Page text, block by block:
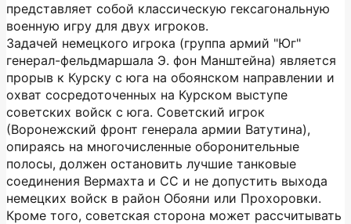
представляет собой классическую гексагональную
военную игру для двух игроков.
Задачей немецкого игрока (группа армий "Юг"
генерал-фельдмаршала Э. фон Манштейна) является
прорыв к Курску с юга на обоянском направлении и
охват сосредоточенных на Курском выступе
советских войск с юга. Советский игрок
(Воронежский фронт генерала армии Ватутина),
опираясь на многочисленные оборонительные
полосы, должен остановить лучшие танковые
соединения Вермахта и СС и не допустить выхода
немецких войск в район Обояни или Прохоровки.
Кроме того, советская сторона может рассчитывать